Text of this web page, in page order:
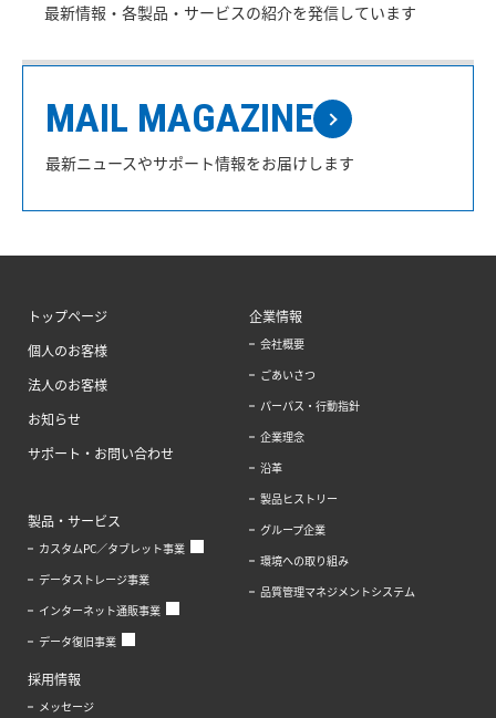
最新情報・各製品・サービスの紹介を発信しています
MAIL MAGAZINE
最新ニュースやサポート情報をお届けします
トップページ
個人のお客様
法人のお客様
お知らせ
サポート・お問い合わせ
製品・サービス
カスタムPC／タブレット事業
データストレージ事業
インターネット通販事業
データ復旧事業
企業情報
会社概要
ごあいさつ
パーパス・行動指針
企業理念
沿革
製品ヒストリー
グループ企業
環境への取り組み
品質管理マネジメントシステム
採用情報
メッセージ